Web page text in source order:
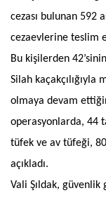
cezası bulunan 592
cezaevlerine teslim
Bu kişilerden
Silah
olmaya devam
operasyonlarda, 44
tüfek ve av tüfeği,
açıkladı.
Vali Şıldak,